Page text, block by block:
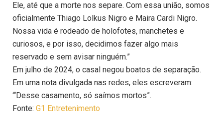
Ele, até que a morte nos separe. Com essa união, somos
oficialmente Thiago Lolkus Nigro e Maira Cardi Nigro.
Nossa vida é rodeado de holofotes, manchetes e
curiosos, e por isso, decidimos fazer algo mais
reservado e sem avisar ninguém.”
Em julho de 2024, o casal negou boatos de separação.
Em uma nota divulgada nas redes, eles escreveram:
“‘Desse casamento, só saímos mortos”.
Fonte: G1 Entretenimento